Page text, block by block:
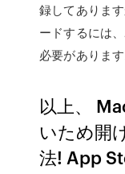
録してありま
ードするには
必要があります
以上、
いため開
法! App